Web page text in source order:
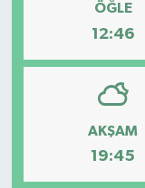
ÖĞLE
12:46
AKŞAM
19:45